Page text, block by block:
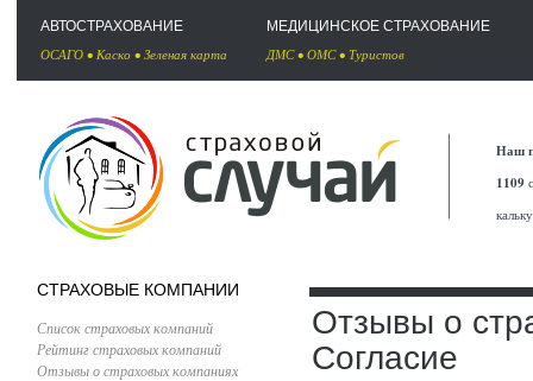
АВТОСТРАХОВАНИЕ
ОСАГО • Каско • Зеленая карта
МЕДИЦИНСКОЕ СТРАХОВАНИЕ
ДМС• ОМС• Туристов
Наш
1109
СТРАХОВЫЕ КОМПАНИИ
Список страховых компаний
Рейтинг страховых компаний
Отзывы о страховых компаниях
Отзывы о
Согласие